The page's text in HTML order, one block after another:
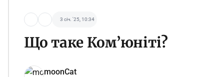
3 січ. '25, 10:34
Що таке Ком’юніті?
moonCat